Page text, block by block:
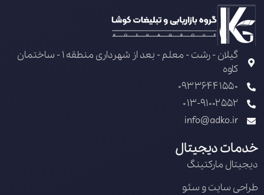
گیلان - رشت - معلم - بعد از شهرداری منطقه 1 - ساختمان
کاوه
09336441550
013-91002552
info@adko.ir
خدمات دیجیتال
دیجیتال مارکتینگ
طراحی سایت و سئو